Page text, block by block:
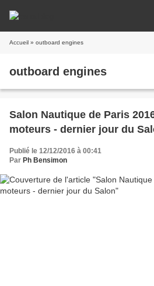
Accueil » outboard engines
outboard engines
Salon Nautique de Paris
moteurs - dernier jour du
Publié le 12/12/2016 à 00:41
Par Ph Bensimon